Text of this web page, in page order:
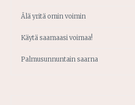
Älä yritä omin voimin
Käytä saamaasi voimaa!
Palmusunnuntain saarna